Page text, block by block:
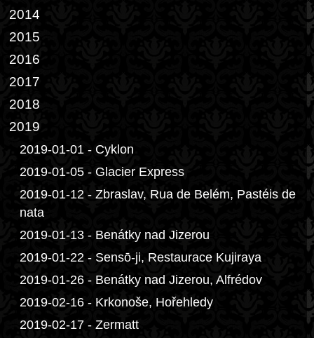
2014
2015
2016
2017
2018
2019
2019-01-01 - Cyklon
2019-01-05 - Glacier Express
2019-01-12 - Zbraslav, Rua de Belém, Pastéis de
nata
2019-01-13 - Benátky nad Jizerou
2019-01-22 - Sensō-ji, Restaurace Kujiraya
2019-01-26 - Benátky nad Jizerou, Alfrédov
2019-02-16 - Krkonoše, Hořehledy
2019-02-17 - Zermatt